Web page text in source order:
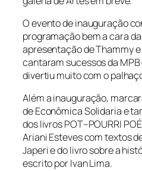
O evento de inauguração
programação bem a cara
apresentação de Thammy
cantaram sucessos da
divertiu muito com o
Além a inauguração,
de Econômica Solidaria e
dos livrosPOT–POURRI
Ariani Esteves com textos
Japeri e do livro sobre a
escrito por Ivan Lima.